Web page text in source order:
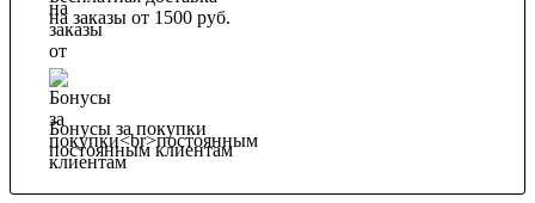
на заказы от 1500 руб.
Бонусы за покупки
постоянным клиентам